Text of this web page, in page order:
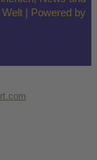
| Powered by